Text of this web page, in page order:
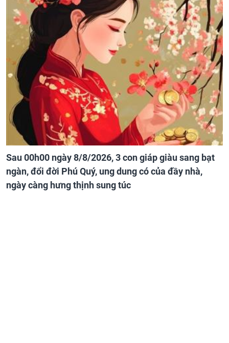
Sau 00h00 ngày 8/8/2026, 3 con giáp giàu sang bạt
ngàn, đổi đời Phú Quý, ung dung có của đầy nhà,
ngày càng hưng thịnh sung túc